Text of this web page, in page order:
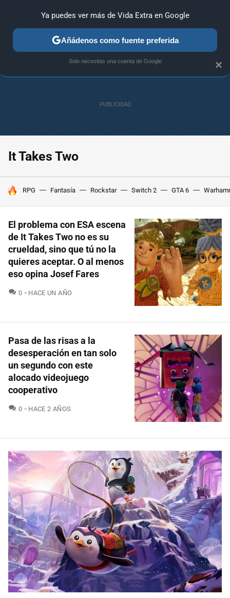
ANÁLISIS GUÍAS Y TRUCOS PC SONY NINTENDO
It Takes Two
HOY SE HABLA DE
RPG Fantasía Rockstar Switch 2 GTA 6
El problema con ESA escena
de It Takes Two no es su
crueldad, sino que tú no la
quieres aceptar. O al menos
eso opina Josef Fares
0 COMENTARIOS
HACE UN AÑO
Pasa de las risas a la
desesperación en tan solo
un segundo con este
alocado videojuego
cooperativo
0 COMENTARIOS
HACE 2 AÑOS
×
Ya puedes ver más de Vida Extra en Google
Añádenos como fuente preferida
Solo necesitas una cuenta de Google